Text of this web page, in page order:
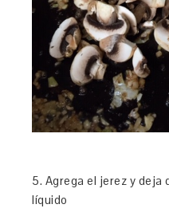
5. Agrega el jerez y deja
líquido